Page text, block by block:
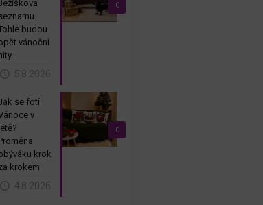
0
budou
vánoční
hity.
5.8.2026
0
se fotí
v
létě?
krok
krokem
4.8.2026